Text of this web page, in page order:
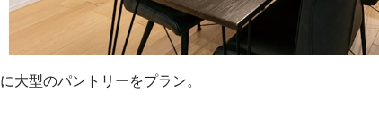
大型のパントリーをプラン。